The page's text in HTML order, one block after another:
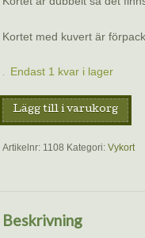
Kortet med kuvert är
Endast 1 kvar i lager
Vykort
–
Gott
Lomyr
Lägg till i varukorg
Artikelnr: 1108 Kategori: Vykort
Beskrivning